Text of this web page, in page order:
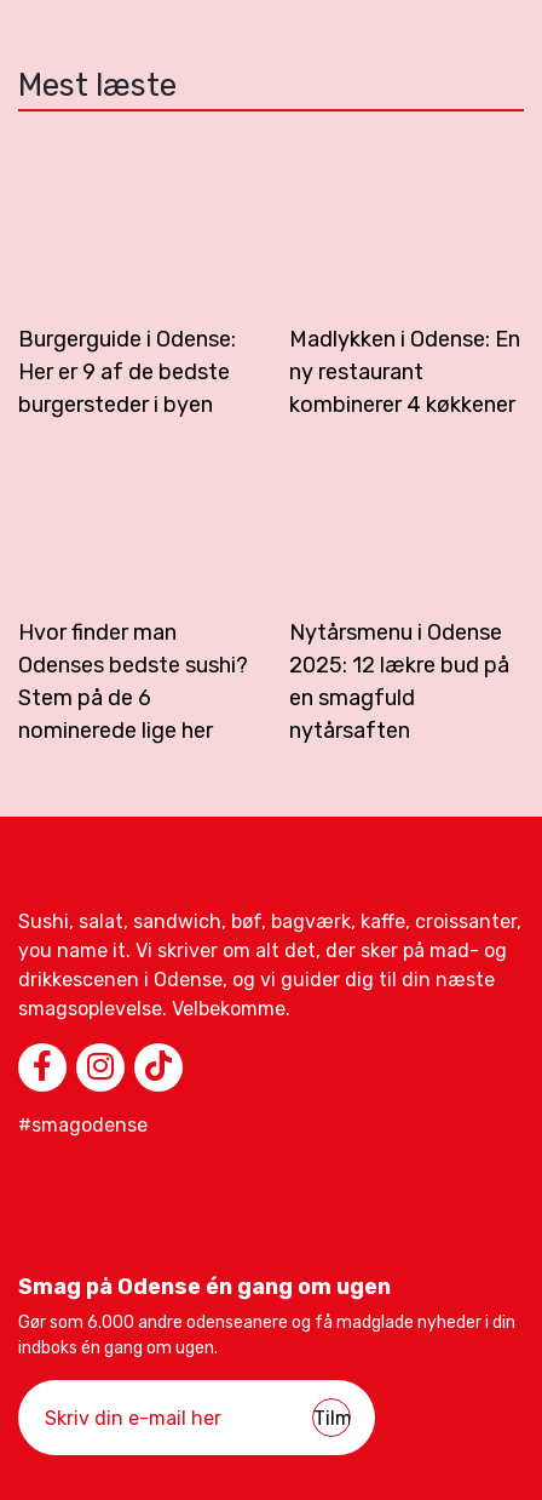
Mest læste
Burgerguide i Odense:
Her er 9 af de bedste
burgersteder i byen
Madlykken i Odense: En
ny restaurant
kombinerer 4 køkkener
Hvor finder man
Odenses bedste sushi?
Stem på de 6
nominerede lige her
Nytårsmenu i Odense
2025: 12 lækre bud på
en smagfuld
nytårsaften
Sushi, salat, sandwich, bøf, bagværk, kaffe, croissanter,
you name it. Vi skriver om alt det, der sker på mad- og
drikkescenen i Odense, og vi guider dig til din næste
smagsoplevelse. Velbekomme.
#smagodense
Smag på Odense én gang om ugen
Gør som 6.000 andre odenseanere og få madglade nyheder i din
indboks én gang om ugen.